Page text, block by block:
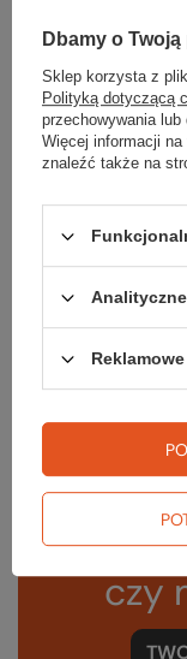
systemem H₂O
Pokrowiec
Wymiary [cm]
Rozmiar
nośnego
Kolor
Kod EAN
czy
Dbamy o
Sklep korzysta z
Polityką dotyczącą
przechowywania
Więcej informacji
znaleźć także na